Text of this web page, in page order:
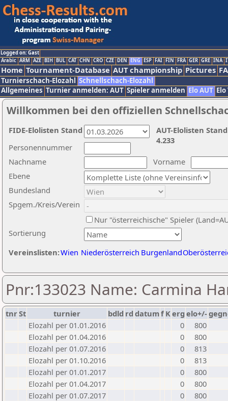
Logged on: Gast
Arabic ARM AZE BIH BUL CAT CHN CRO CZE DEN ENG ESP FAI FIN FRA GER GRE INA
Home Tournament-Database AUT championship Pictures
Turnierschach-Elozahl Schnellschach-Elozahl
Allgemeines Turnier anmelden: AUT Spieler anmelden Elo AUT
Willkommen bei den offiziellen
Nachname
Vorname
Ebene
Sortierung
Personennummer
Bundesland
Spgem./Kreis/Verein
Nur "österreichische" Spieler
Vereinslisten:Wien Niederösterreich Burgenland
AUT-Elolisten
4.233
FIDE-Elolisten Stand
Pnr:133023 Name: Carmina
tnrSt turnier bdld rd datumf Kerg elo+/-
Elozahl per 01.01.2016
0
800
Elozahl per 01.04.2016
0
800
Elozahl per 01.07.2016
0
813
Elozahl per 01.10.2016
0
813
Elozahl per 01.01.2017
0
800
Elozahl per 01.04.2017
0
800
Elozahl per 01.07.2017
0
800